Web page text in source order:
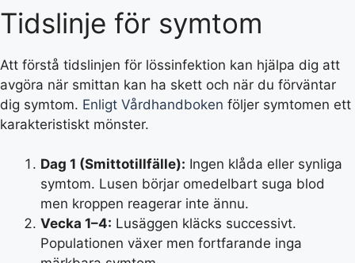
Tidslinje för symtom
Att förstå tidslinjen för lössinfektion kan hjälpa dig att
avgöra när smittan kan ha skett och när du förväntar
dig symtom. Enligt Vårdhandboken följer symtomen ett
karakteristiskt mönster.
Dag 1 (Smittotillfälle): Ingen klåda eller synliga
symtom. Lusen börjar omedelbart suga blod
men kroppen reagerar inte ännu.
Vecka 1–4: Lusäggen kläcks successivt.
Populationen växer men fortfarande inga